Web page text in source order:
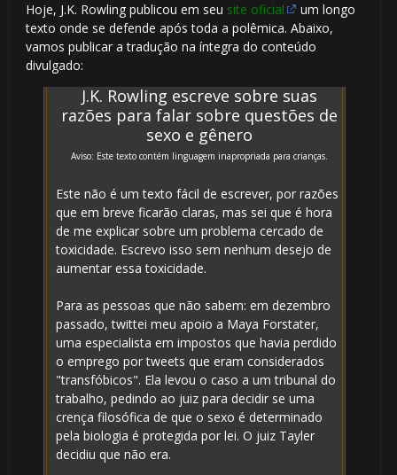
Hoje, J.K. Rowling publicou em seu site oficial
um longo
texto onde se defende após toda a polêmica. Abaixo,
vamos publicar a tradução na íntegra do conteúdo
divulgado:
J.K. Rowling escreve sobre suas
razões para falar sobre questões de
sexo e gênero
Aviso: Este texto contém linguagem inapropriada para crianças.
Este não é um texto fácil de escrever, por razões
que em breve ficarão claras, mas sei que é hora
de me explicar sobre um problema cercado de
toxicidade. Escrevo isso sem nenhum desejo de
aumentar essa toxicidade.
Para as pessoas que não sabem: em dezembro
passado, twittei meu apoio a Maya Forstater,
uma especialista em impostos que havia perdido
o emprego por tweets que eram considerados
"transfóbicos". Ela levou o caso a um tribunal do
trabalho, pedindo ao juiz para decidir se uma
crença filosófica de que o sexo é determinado
pela biologia é protegida por lei. O juiz Tayler
decidiu que não era.
🎂